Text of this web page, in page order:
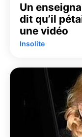
Un
dit qu’il
une vidéo
Insolite